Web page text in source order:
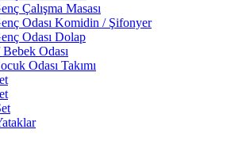
Çalışma Masası
Odası Komidin / Şifonyer
Odası Dolap
Odası
Odası Takımı